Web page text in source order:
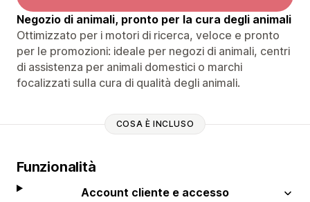
Negozio di animali, pronto per la cura degli animali
Ottimizzato per i motori di ricerca, veloce e pronto
per le promozioni: ideale per negozi di animali, centri
di assistenza per animali domestici o marchi
focalizzati sulla cura di qualità degli animali.
COSA È INCLUSO
Funzionalità
Account cliente e accesso